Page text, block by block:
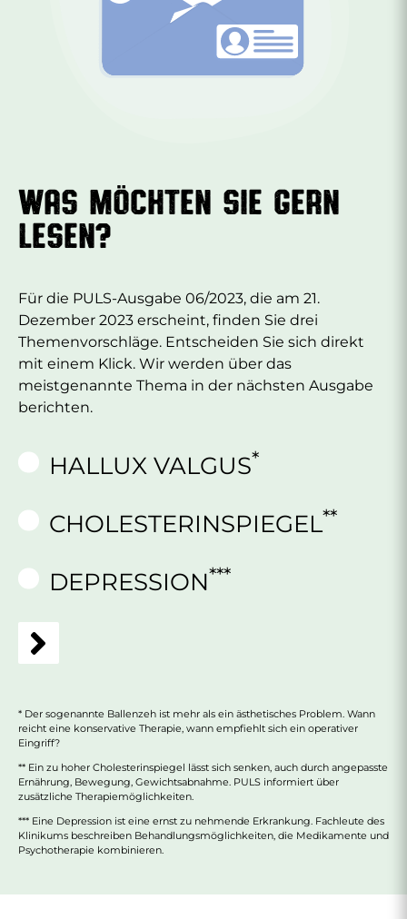
WAS MÖCHTEN SIE GERN
LESEN?
Für die PULS-Ausgabe 06/2023, die am 21.
Dezember 2023 erscheint, finden Sie drei
Themenvorschläge. Entscheiden Sie sich direkt
mit einem Klick. Wir werden über das
meistgenannte Thema in der nächsten Ausgabe
berichten.
HALLUX VALGUS*
CHOLESTERINSPIEGEL**
DEPRESSION***
* Der sogenannte Ballenzeh ist mehr als ein ästhetisches Problem. Wann
reicht eine konservative Therapie, wann empfiehlt sich ein operativer
Eingriff?
** Ein zu hoher Cholesterinspiegel lässt sich senken, auch durch angepasste
Ernährung, Bewegung, Gewichtsabnahme. PULS informiert über
zusätzliche Therapiemöglichkeiten.
*** Eine Depression ist eine ernst zu nehmende Erkrankung. Fachleute des
Klinikums beschreiben Behandlungsmöglichkeiten, die Medikamente und
Psychotherapie kombinieren.